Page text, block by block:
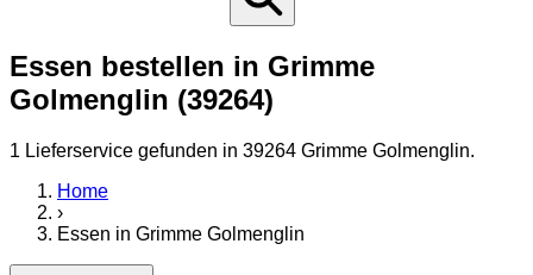
Essen bestellen in Grimme
Golmenglin (39264)
1 Lieferservice gefunden in 39264 Grimme Golmenglin.
Home
›
Essen in Grimme Golmenglin